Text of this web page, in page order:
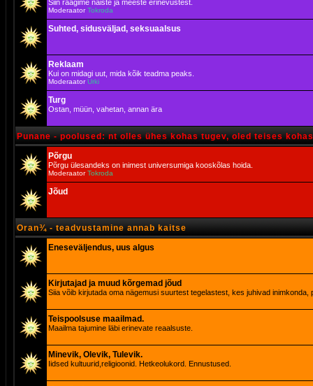
Siin räägime naiste ja meeste erinevustest.
ModeraatorTokroda
Suhted, sidusväljad, seksuaalsus
Reklaam
Kui on midagi uut, mida kõik teadma peaks.
ModeraatorUrki
Turg
Ostan, müün, vahetan, annan ära
Punane - poolused: nt olles ühes kohas tugev, oled teises
Põrgu
Põrgu ülesandeks on inimest universumiga kooskõlas hoida.
ModeraatorTokroda
Jõud
Oran¾ - teadvustamine annab kaitse
Eneseväljendus, uus algus
Kirjutajad ja muud kõrgemad jõud
Siia võib kirjutada oma nägemusi suurtest tegelastest, kes juhivad inimkonda,
Teispoolsuse maailmad.
Maailma tajumine läbi erinevate reaalsuste.
Minevik, Olevik, Tulevik.
Iidsed kultuurid,religioonid. Hetkeolukord. Ennustused.